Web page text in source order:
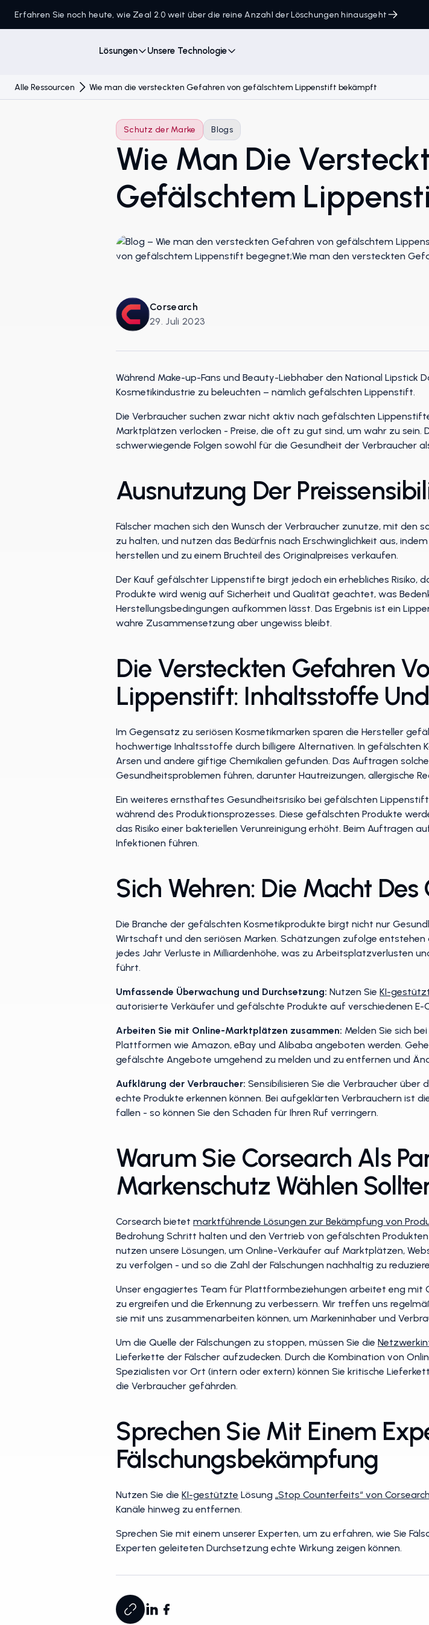
Erfahren Sie noch heute, wie Zeal 2.0 weit über die reine Anzahl der Löschungen hinausgeht
Lösungen Unsere Technologie
Alle Ressourcen Wie man die versteckten Gefahren von gefälschtem Lippenstift bekämpft
Schutz der Marke Blogs
Wie Man Die
Gefälschtem
Corsearch
29. Juli 2023
Während Make-up-Fans und Beauty-Liebhaber den National Lipstick
Kosmetikindustrie zu beleuchten – nämlich gefälschten Lippenstift.
Die Verbraucher suchen zwar nicht aktiv nach gefälschten
Marktplätzen verlocken - Preise, die oft zu gut sind, um wahr zu sein.
schwerwiegende Folgen sowohl für die Gesundheit der Verbraucher
Ausnutzung Der
Fälscher machen sich den Wunsch der Verbraucher zunutze, mit den
zu halten, und nutzen das Bedürfnis nach Erschwinglichkeit aus,
herstellen und zu einem Bruchteil des Originalpreises verkaufen.
Der Kauf gefälschter Lippenstifte birgt jedoch ein erhebliches Risiko,
Produkte wird wenig auf Sicherheit und Qualität geachtet, was
Herstellungsbedingungen aufkommen lässt. Das Ergebnis ist ein
wahre Zusammensetzung aber ungewiss bleibt.
Die Versteckten Gefahren
Lippenstift: Inhaltsstoffe
Im Gegensatz zu seriösen Kosmetikmarken sparen die Hersteller
hochwertige Inhaltsstoffe durch billigere Alternativen. In gefälschten
Arsen und andere giftige Chemikalien gefunden. Das Auftragen
Gesundheitsproblemen führen, darunter Hautreizungen, allergische
Ein weiteres ernsthaftes Gesundheitsrisiko bei gefälschten
während des Produktionsprozesses. Diese gefälschten Produkte
das Risiko einer bakteriellen Verunreinigung erhöht. Beim Auftragen
Infektionen führen.
Sich Wehren: Die Macht
Die Branche der gefälschten Kosmetikprodukte birgt nicht nur
Wirtschaft und den seriösen Marken. Schätzungen zufolge
jedes Jahr Verluste in Milliardenhöhe, was zu Arbeitsplatzverlusten
führt.
Umfassende Überwachung und Durchsetzung: Nutzen Sie KI-
autorisierte Verkäufer und gefälschte Produkte auf verschiedenen
Arbeiten Sie mit Online-Marktplätzen zusammen: Melden Sie sich
Plattformen wie Amazon, eBay und Alibaba angeboten werden.
gefälschte Angebote umgehend zu melden und zu entfernen und
Aufklärung der Verbraucher: Sensibilisieren Sie die Verbraucher
echte Produkte erkennen können. Bei aufgeklärten Verbrauchern ist
fallen - so können Sie den Schaden für Ihren Ruf verringern.
Warum Sie Corsearch Als
Markenschutz Wählen
Corsearch bietet marktführende Lösungen zur Bekämpfung von
Bedrohung Schritt halten und den Vertrieb von gefälschten
nutzen unsere Lösungen, um Online-Verkäufer auf Marktplätzen,
zu verfolgen - und so die Zahl der Fälschungen nachhaltig zu
Unser engagiertes Team für Plattformbeziehungen arbeitet eng
zu ergreifen und die Erkennung zu verbessern. Wir treffen uns
sie mit uns zusammenarbeiten können, um Markeninhaber und
Um die Quelle der Fälschungen zu stoppen, müssen Sie die
Lieferkette der Fälscher aufzudecken. Durch die Kombination von
Spezialisten vor Ort (intern oder extern) können Sie kritische
die Verbraucher gefährden.
Sprechen Sie Mit Einem
Fälschungsbekämpfung
Nutzen Sie die KI-gestützte Lösung „Stop Counterfeits“ von Corsearch
Kanäle hinweg zu entfernen.
Sprechen Sie mit einem unserer Experten, um zu erfahren, wie Sie
Experten geleiteten Durchsetzung echte Wirkung zeigen können.